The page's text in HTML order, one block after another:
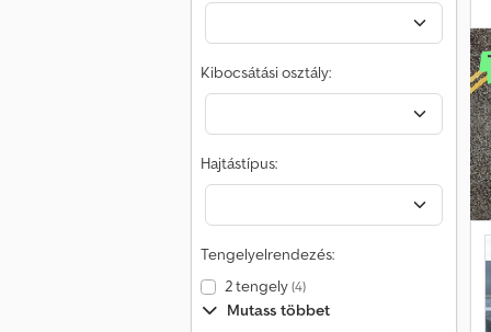
Kibocsátási osztály:
Hajtástípus:
Tengelyelrendezés:
2 tengely(4)
Mutass többet